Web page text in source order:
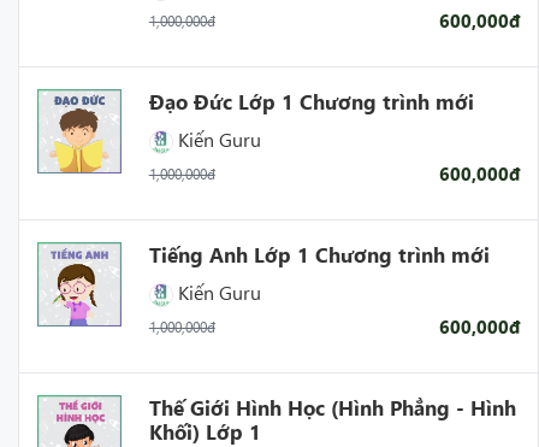
1,000,000đ 600,000đ
Đạo Đức Lớp 1 Chương trình mới
Kiến Guru
1,000,000đ 600,000đ
Tiếng Anh Lớp 1 Chương trình mới
Kiến Guru
1,000,000đ 600,000đ
Thế Giới Hình Học (Hình Phẳng - Hình
Khối) Lớp 1